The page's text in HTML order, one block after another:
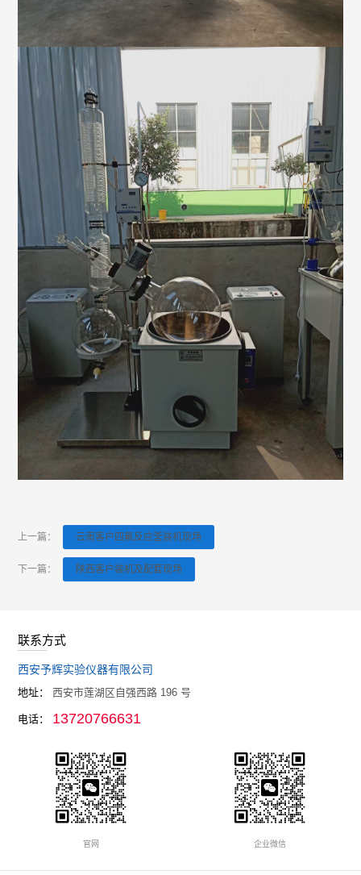
上一篇： 云南客户四氟反应釜装机现场
下一篇： 陕西客户装机及配套现场
联系方式
西安予辉实验仪器有限公司
地址： 西安市莲湖区自强西路 196 号
电话： 13720766631
官网 企业微信